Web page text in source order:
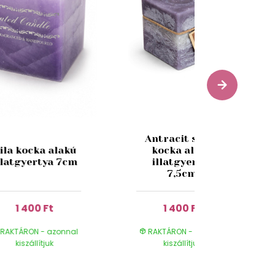
kocka alakú
7cm
1 400 Ft
- azonnal
kiszállítjuk
Antracit színű
kocka alakú
illatgyertya
7,5cm
1 400 Ft
RAKTÁRON - azonnal
kiszállítjuk